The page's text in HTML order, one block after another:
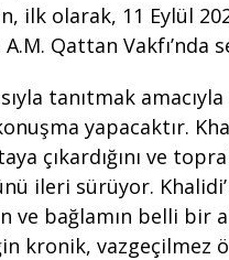
ilk olarak, 11 Eylül
Qattan Vakfı’nda
tanıtmak
yapacaktır.
çıkardığını ve
ileri sürüyor.
ve bağlamın belli bir
kronik, vazgeçilmez